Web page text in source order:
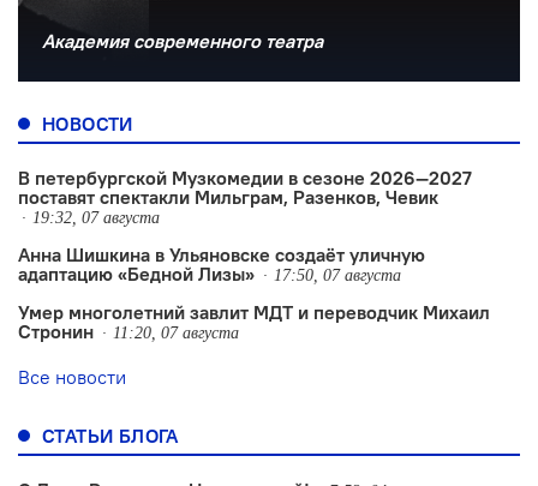
Академия современного театра
НОВОСТИ
В петербургской Музкомедии в сезоне 2026—2027
поставят спектакли Мильграм, Разенков, Чевик
19:32, 07 августа
Анна Шишкина в Ульяновске создаëт уличную
адаптацию «Бедной Лизы»
17:50, 07 августа
Умер многолетний завлит МДТ и переводчик Михаил
Стронин
11:20, 07 августа
Все новости
СТАТЬИ БЛОГА